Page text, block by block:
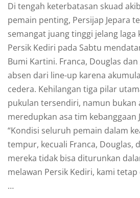
Di tengah keterbatasan skuad
pemain penting, Persijap Jepara
semangat juang tinggi jelang
Persik Kediri pada Sabtu
Bumi Kartini. Franca, Douglas
absen dari line-up karena
cedera. Kehilangan tiga pilar
pukulan tersendiri, namun bukan
meredupkan asa tim kebanggaan
“Kondisi seluruh pemain dalam
tempur, kecuali Franca, Douglas,
mereka tidak bisa diturunkan
melawan Persik Kediri, kami
…